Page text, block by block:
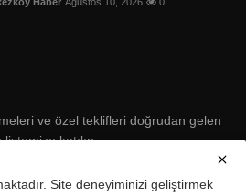
ve özel teklifleri doğrudan gelen
katılın
Subscribe
Site deneyiminizi geliştirmek